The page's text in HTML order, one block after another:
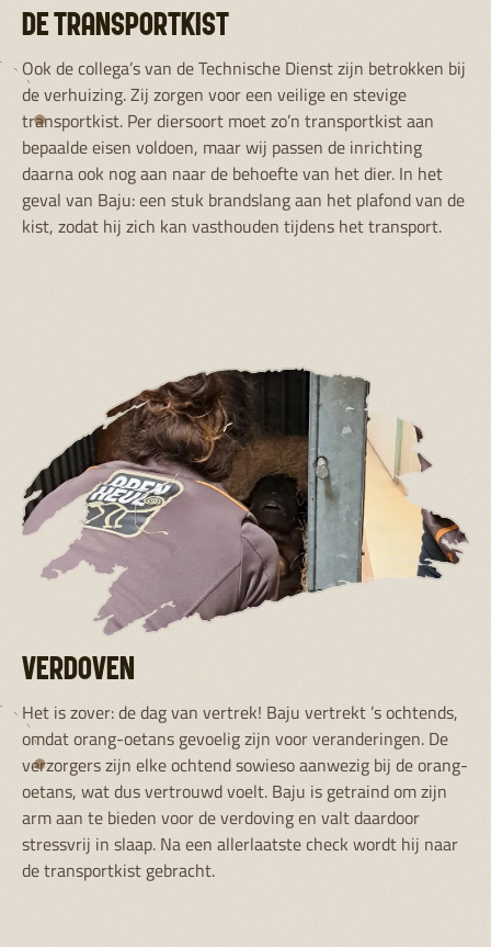
DE TRANSPORTKIST
Ook de collega’s van de Technische Dienst zijn betrokken bij
de verhuizing. Zij zorgen voor een veilige en stevige
transportkist. Per diersoort moet zo’n transportkist aan
bepaalde eisen voldoen, maar wij passen de inrichting
daarna ook nog aan naar de behoefte van het dier. In het
geval van Baju: een stuk brandslang aan het plafond van de
kist, zodat hij zich kan vasthouden tijdens het transport.
VERDOVEN
Het is zover: de dag van vertrek! Baju vertrekt ’s ochtends,
omdat orang-oetans gevoelig zijn voor veranderingen. De
verzorgers zijn elke ochtend sowieso aanwezig bij de orang-
oetans, wat dus vertrouwd voelt. Baju is getraind om zijn
arm aan te bieden voor de verdoving en valt daardoor
stressvrij in slaap. Na een allerlaatste check wordt hij naar
de transportkist gebracht.